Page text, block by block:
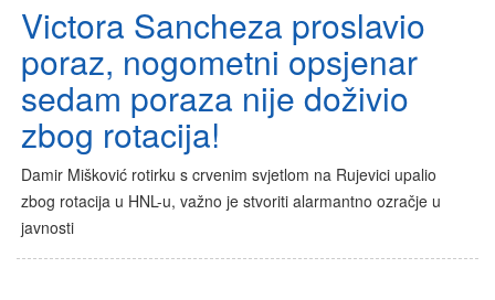
Victora Sancheza proslavio
poraz, nogometni opsjenar
sedam poraza nije doživio
zbog rotacija!
Damir Mišković rotirku s crvenim svjetlom na Rujevici upalio
zbog rotacija u HNL-u, važno je stvoriti alarmantno ozračje u
javnosti